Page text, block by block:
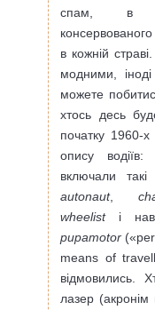
спам, в
в кожній
модними,
можете
хтось десь
початку 1960-
опису водіїв:
включали
autonaut,
wheelistі
pupamotor
means of
відмовились.
лазер